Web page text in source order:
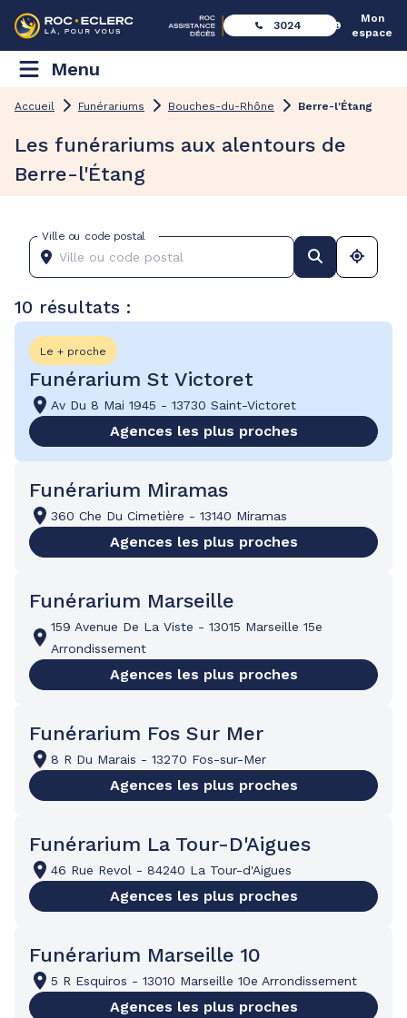
3024
Mon
espace
Menu
Accueil Funérariums Bouches-du-Rhône Berre-l'Étang
Les funérariums aux alentours de
Berre-l'Étang
Ville ou code postal
10 résultats :
Le + proche
Funérarium St Victoret
Av Du 8 Mai 1945 - 13730 Saint-Victoret
Agences les plus proches
Funérarium Miramas
360 Che Du Cimetière - 13140 Miramas
Agences les plus proches
Funérarium Marseille
159 Avenue De La Viste - 13015 Marseille 15e
Arrondissement
Agences les plus proches
Funérarium Fos Sur Mer
8 R Du Marais - 13270 Fos-sur-Mer
Agences les plus proches
Funérarium La Tour-D'Aigues
46 Rue Revol - 84240 La Tour-d'Aigues
Agences les plus proches
Funérarium Marseille 10
5 R Esquiros - 13010 Marseille 10e Arrondissement
Agences les plus proches